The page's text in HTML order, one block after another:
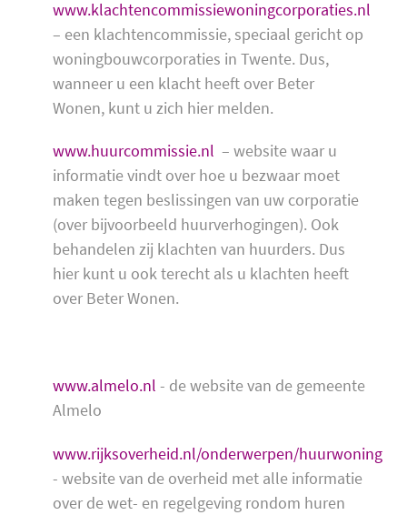
www.klachtencommissiewoningcorporaties.nl
– een klachtencommissie, speciaal gericht op
woningbouwcorporaties in Twente. Dus,
wanneer u een klacht heeft over Beter
Wonen, kunt u zich hier melden.
www.huurcommissie.nl – website waar u
informatie vindt over hoe u bezwaar moet
maken tegen beslissingen van uw corporatie
(over bijvoorbeeld huurverhogingen). Ook
behandelen zij klachten van huurders. Dus
hier kunt u ook terecht als u klachten heeft
over Beter Wonen.
www.almelo.nl - de website van de gemeente
Almelo
www.rijksoverheid.nl/onderwerpen/huurwoning
- website van de overheid met alle informatie
over de wet- en regelgeving rondom huren